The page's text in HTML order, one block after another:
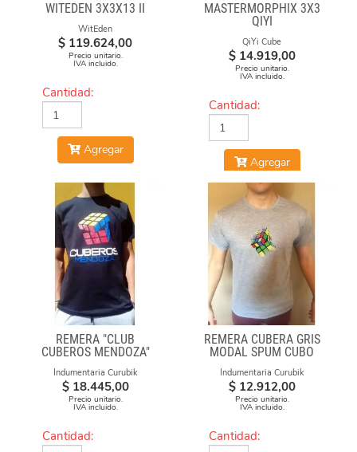
WITEDEN 3X3X13 II
WitEden
$ 119.624,00
Precio unitario.
IVA incluido.
Cantidad:
Agregar
MASTERMORPHIX 3X3
QIYI
QiYi Cube
$ 14.919,00
Precio unitario.
IVA incluido.
Cantidad:
Agregar
REMERA "CLUB
CUBEROS MENDOZA"
2020-21 NEGRA DE
ALGODÓN ESTAMPADA
Indumentaria Curubik
$ 18.445,00
Precio unitario.
IVA incluido.
Cantidad:
REMERA CUBERA GRIS
MODAL SPUM CUBO
Indumentaria Curubik
$ 12.912,00
Precio unitario.
IVA incluido.
Cantidad: